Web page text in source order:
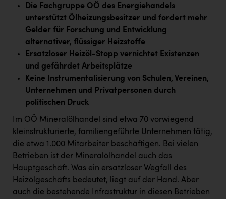
KIWI Kinderwunsch Institut Dr. Loimer
Kleider Bauer
Kremsmüller Anlagenbau GmbH
Maximarkt
Oldtimer Raststationen und Motorhotels
Österreichischer Kachelofenverband
Orlen
Passage Linz
PEZ
PÜSPÖK
Die Fachgruppe OÖ des Energiehandels
unterstützt Ölheizungsbesitzer und fordert mehr
Gelder für Forschung und Entwicklung
alternativer, flüssiger Heizstoffe
Ersatzloser Heizöl-Stopp vernichtet Existenzen
und gefährdet Arbeitsplätze
Keine Instrumentalisierung von Schulen, Vereinen,
Unternehmen und Privatpersonen durch
politischen Druck
Im OÖ Mineralölhandel sind etwa 70 vorwiegend
kleinstrukturierte, familiengeführte Unternehmen tätig,
die etwa 1.000 Mitarbeiter beschäftigen. Bei vielen
Betrieben ist der Mineralölhandel auch das
Hauptgeschäft. Was ein ersatzloser Wegfall des
Heizölgeschäfts bedeutet, liegt auf der Hand. Aber
auch die bestehende Infrastruktur in diesen Betrieben